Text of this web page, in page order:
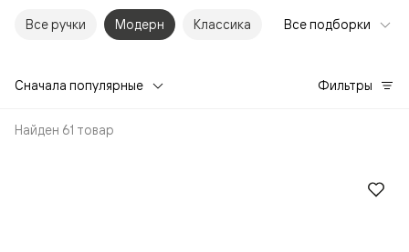
Все ручки Модерн Классика Все подборки
Сначала популярные Фильтры
Найден 61 товар